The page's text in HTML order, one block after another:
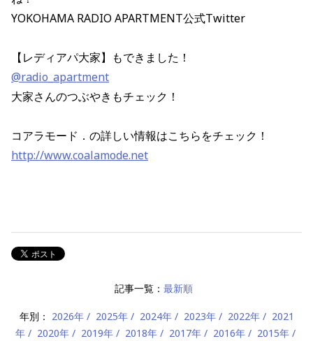
YOKOHAMA RADIO APARTMENT公式Twitter
【レディアパ大家】もできました！
@radio_apartment
大家さんのつぶやきもチェック！
コアラモード．の詳しい情報はこちらをチェック！
http://www.coalamode.net
記事一覧： 最新順
年別： 2026年 2025年 2024年 2023年 2022年
2021
年
2020年 2019年 2018年 2017年 2016年
2015年